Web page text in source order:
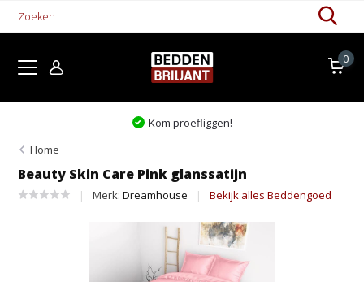
0
Kom proefliggen!
Home
Beauty Skin Care Pink glanssatijn
Merk:Dreamhouse Bekijk alles Beddengoed